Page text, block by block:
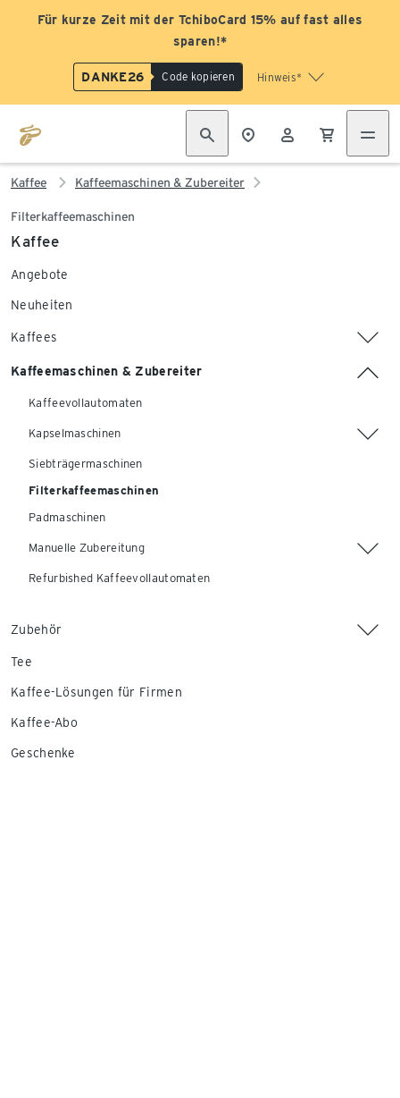
Für kurze Zeit mit der TchiboCard 15% auf fast alles
sparen!*
DANKE26 Code kopieren Hinweis*
Kaffee Kaffeemaschinen & Zubereiter
Filterkaffeemaschinen
Kaffee
Angebote
Neuheiten
Kaffees
Kaffeemaschinen & Zubereiter
Kaffeevollautomaten
Kapselmaschinen
Siebträgermaschinen
Filterkaffeemaschinen
Padmaschinen
Manuelle Zubereitung
Refurbished Kaffeevollautomaten
Zubehör
Tee
Kaffee-Lösungen für Firmen
Kaffee-Abo
Geschenke